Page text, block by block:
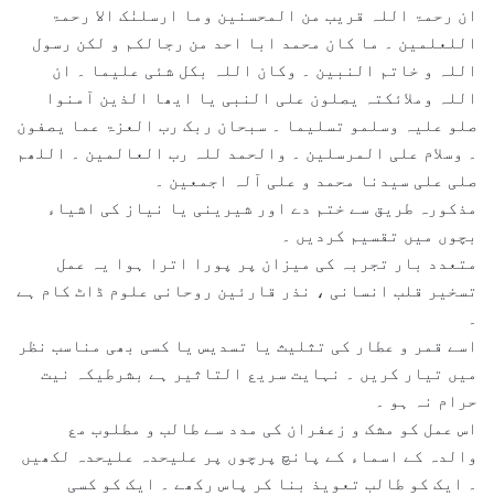
ان رحمۃ اللہ قریب من المحسنین وما ارسلنٰک الا رحمۃ
اللعلمین ۔ ما کان محمد ابا احد من رجالکم و لکن رسول
اللہ و خاتم النبین ۔ وکان اللہ بکل شئی علیما ۔ ان
اللہ وملائکتہ یصلون علی النبی یا ایھا الذین آمنوا
صلو علیہ وسلمو تسلیما ۔ سبحان ربک رب العزۃ عما یصفون
۔ وسلام علی المرسلین ۔ والحمد للہ رب العالمین ۔ اللھم
صلی علی سیدنا محمد و علی آلہ اجمعین ۔
مذکورہ طریق سے ختم دے اور شیرینی یا نیاز کی اشیاء
بچوں میں تقسیم کردیں ۔
متعدد بار تجربہ کی میزان پر پورا اترا ہوا یہ عمل
تسخیر قلب انسانی ، نذر قارئین روحانی علوم ڈاٹ کام ہے
۔
اسے قمر و عطار کی تثلیث یا تسدیس یا کسی بھی مناسب نظر
میں تیار کریں ۔ نہایت سریع التاثیر ہے بشرطیکہ نیت
حرام نہ ہو ۔
اس عمل کو مشک و زعفران کی مدد سے طالب و مطلوب مع
والدہ کے اسماء کے پانچ پرچوں پر علیحدہ علیحدہ لکھیں
۔ ایک کو طالب تعویذ بنا کر پاس رکھے ۔ ایک کو کسی